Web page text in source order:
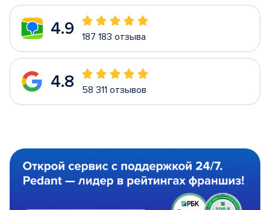
4.9 187 183 отзыва
4.8 58 311 отзывов